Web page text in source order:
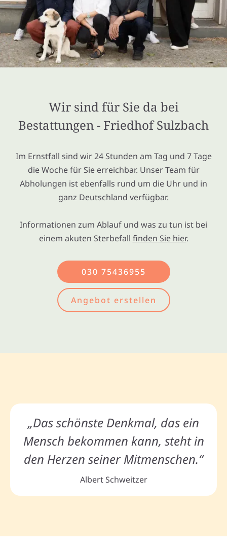
Wir sind für Sie da bei
Bestattungen - Friedhof Sulzbach
Im Ernstfall sind wir 24 Stunden am Tag und 7 Tage
die Woche für Sie erreichbar. Unser Team für
Abholungen ist ebenfalls rund um die Uhr und in
ganz Deutschland verfügbar.
Informationen zum Ablauf und was zu tun ist bei
einem akuten Sterbefall finden Sie hier.
030 75436955
Angebot erstellen
„Das schönste Denkmal, das ein
Mensch bekommen kann, steht in
den Herzen seiner Mitmenschen.“
Albert Schweitzer